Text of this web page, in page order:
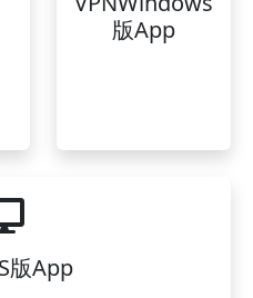
版App
版App